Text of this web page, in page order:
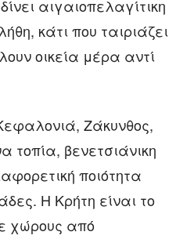
αιγαιοπελαγίτικη
κάτι που ταιριάζει
οικεία μέρα αντί
Ζάκυνθος,
τοπία, βενετσιάνικη
ποιότητα
Η Κρήτη είναι το
χώρους από